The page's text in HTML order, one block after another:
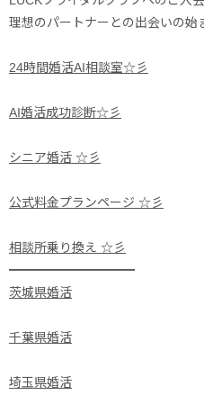
理想のパートナーとの出会いの始
24時間婚活AI相談室☆彡
AI婚活成功診断☆彡
シニア婚活 ☆彡
公式料金プランページ ☆彡
相談所乗り換え ☆彡
━━━━━━━━━━
茨城県婚活
千葉県婚活
埼玉県婚活